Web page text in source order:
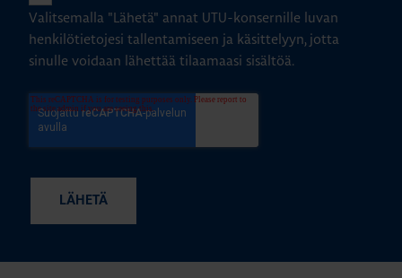
Valitsemalla "Lähetä" annat UTU-konsernille luvan
henkilötietojesi tallentamiseen ja käsittelyyn, jotta
sinulle voidaan lähettää tilaamaasi sisältöä.